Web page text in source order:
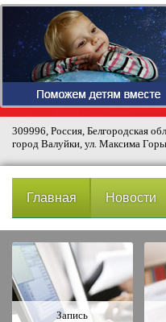
309996, Россия, Белгородская
город Валуйки, ул. Максима
Главная Новости
Запись